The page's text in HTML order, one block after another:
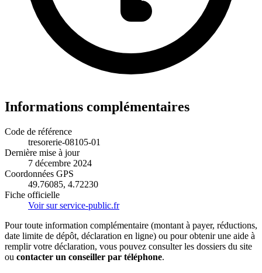
Informations complémentaires
Code de référence
tresorerie-08105-01
Dernière mise à jour
7 décembre 2024
Coordonnées GPS
49.76085, 4.72230
Fiche officielle
Voir sur service-public.fr
Pour toute information complémentaire (montant à payer, réductions,
date limite de dépôt, déclaration en ligne) ou pour obtenir une aide à
remplir votre déclaration, vous pouvez consulter les dossiers du site
ou contacter un conseiller par téléphone.